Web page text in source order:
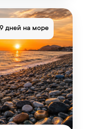
9 дней на море